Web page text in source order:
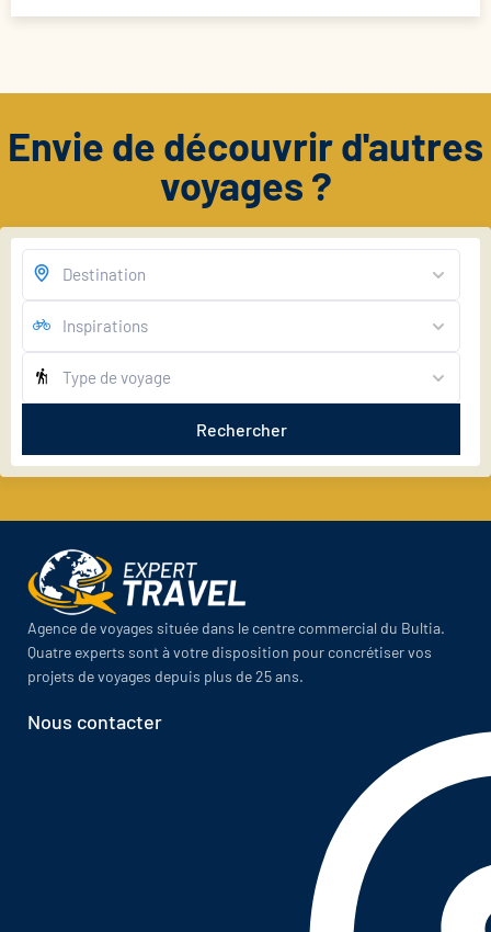
Envie de découvrir d'autres
voyages ?
Rechercher
Agence de voyages située dans le centre commercial du Bultia.
Quatre experts sont à votre disposition pour concrétiser vos
projets de voyages depuis plus de 25 ans.
Nous contacter